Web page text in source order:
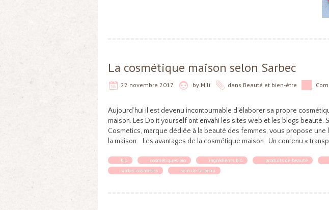
La cosmétique maison selon Sarbec
22 novembre 2017 by Mili dans Beauté et bien-être
Aujourd’hui il est devenu incontournable d’élaborer sa propre
maison. Les Do it yourself ont envahi les sites web et les blogs beauté.
Cosmetics, marque dédiée à la beauté des femmes, vous propose
la maison. Les avantages de la cosmétique maison Un contenu «
bio cosmétiques bio ingrédients bio produits de beauté
sarbec cosmetics
soin de la peau